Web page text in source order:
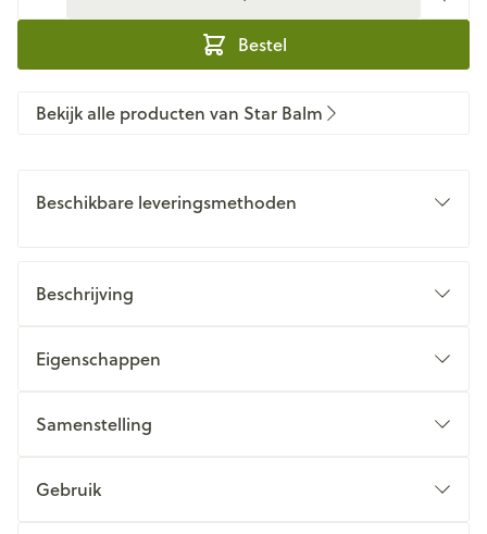
Bestel
Bekijk alle producten van Star Balm
Beschikbare leveringsmethoden
Beschrijving
Eigenschappen
Samenstelling
Gebruik